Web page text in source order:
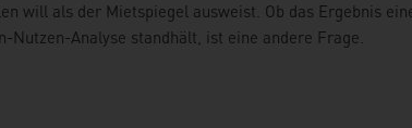
will als der Mietspiegel ausweist. Ob das Ergebnis
Nutzen-Analyse standhält, ist eine andere Frage.